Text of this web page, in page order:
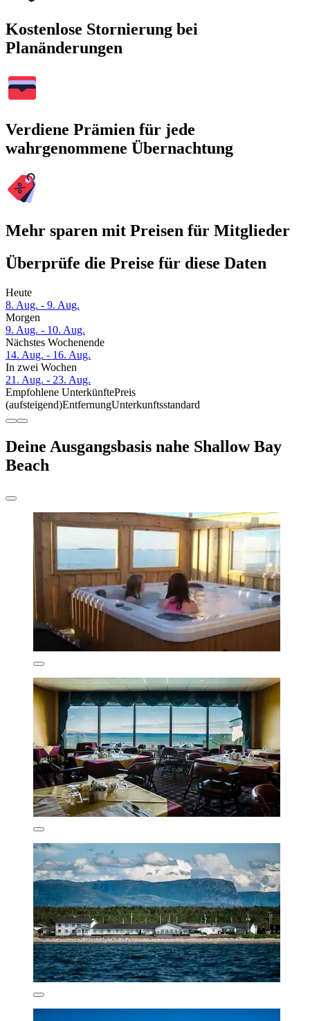
Kostenlose Stornierung bei
Planänderungen
Verdiene Prämien für jede
wahrgenommene Übernachtung
Mehr sparen mit Preisen für Mitglieder
Überprüfe die Preise für diese Daten
Heute
8. Aug. - 9. Aug.
Morgen
9. Aug. - 10. Aug.
Nächstes Wochenende
14. Aug. - 16. Aug.
In zwei Wochen
21. Aug. - 23. Aug.
Empfohlene UnterkünftePreis
(aufsteigend)EntfernungUnterkunftsstandard
Deine Ausgangsbasis nahe Shallow Bay
Beach